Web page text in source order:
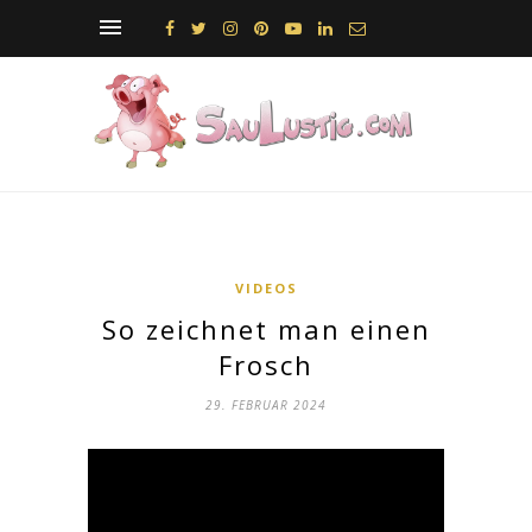
VIDEOS
So zeichnet man einen
Frosch
29. FEBRUAR 2024